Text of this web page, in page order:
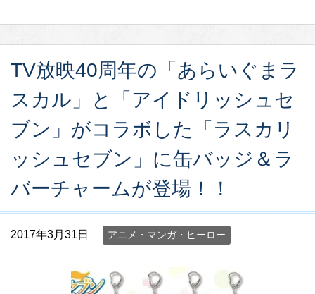
TV放映40周年の「あらいぐまラ
スカル」と「アイドリッシュセ
ブン」がコラボした「ラスカリ
ッシュセブン」に缶バッジ＆ラ
バーチャームが登場！！
2017年3月31日 アニメ・マンガ・ヒーロー